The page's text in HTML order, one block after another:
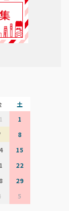
土
1
8
15
22
29
5